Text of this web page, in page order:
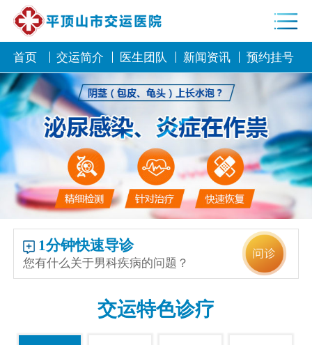
首页 交运简介 医生团队 新闻资讯 预约挂号
1分钟快速导诊
您有什么关于男科疾病的问题？
交运特色诊疗